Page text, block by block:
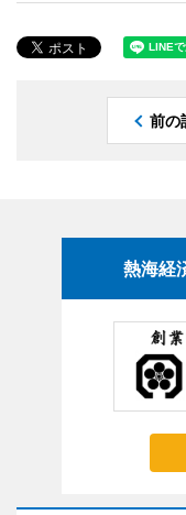
前の
熱海経